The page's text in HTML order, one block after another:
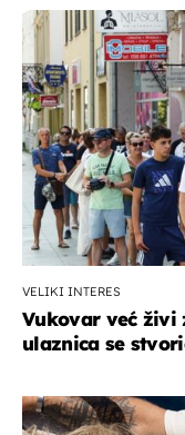
VELIKI INTERES
Vukovar već živi
ulaznica se